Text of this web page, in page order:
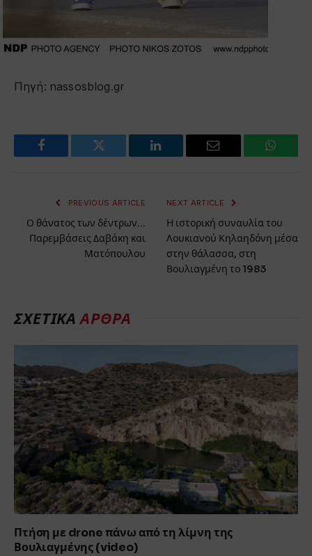
Πηγή: nassosblog.gr
Facebook Twitter LinkedIn Email
PREVIOUS ARTICLE
Ο θάνατος των δέντρων…
Παρεμβάσεις Δαβάκη και
Ματόπουλου
NEXT ARTICLE
Η ιστορική συναυλία του
Λουκιανού Κηλαηδόνη μέσα
στην θάλασσα, στη
Βουλιαγμένη το 1983
ΣΧΕΤΙΚΆΆΡΘΡΑ
Πτήση με drone πάνω από τη λίμνη της
Βουλιαγμένης (video)